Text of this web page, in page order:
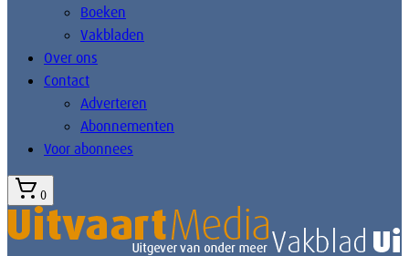
Boeken
Vakbladen
Over ons
Contact
Adverteren
Abonnementen
Voor abonnees
0